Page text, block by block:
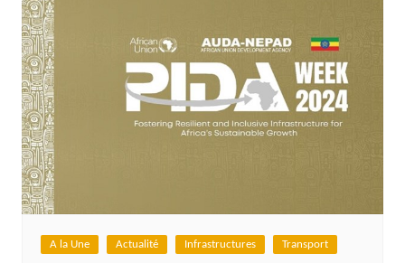
A la Une Actualité Infrastructures Transport